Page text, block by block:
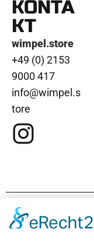
KONTA
KT
wimpel.store
+49 (0) 2153
9000 417
info@wimpel.s
tore
IMPRESSUM